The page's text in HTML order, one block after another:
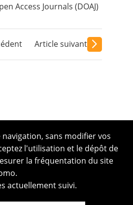
Access Journals (DOAJ)
Article suivant
sans modifier vos
l'utilisation et le dépôt de
la fréquentation du site
actuellement suivi.